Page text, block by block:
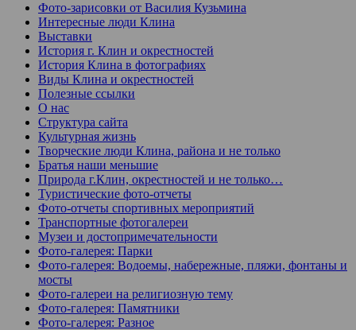
Фото-зарисовки от Василия Кузьмина
Интересные люди Клина
Выставки
История г. Клин и окрестностей
История Клина в фотографиях
Виды Клина и окрестностей
Полезные ссылки
О нас
Структура сайта
Культурная жизнь
Творческие люди Клина, района и не только
Братья наши меньшие
Природа г.Клин, окрестностей и не только…
Туристические фото-отчеты
Фото-отчеты спортивных мероприятий
Транспортные фотогалереи
Музеи и достопримечательности
Фото-галерея: Парки
Фото-галерея: Водоемы, набережные, пляжи, фонтаны и
мосты
Фото-галереи на религиозную тему
Фото-галерея: Памятники
Фото-галерея: Разное